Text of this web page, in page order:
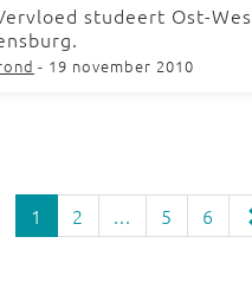
studeert Ost-
- 19 november 2010
1 2 ... 5 6